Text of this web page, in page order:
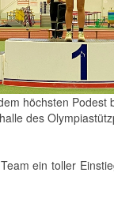
höchsten Podest
des
ein toller